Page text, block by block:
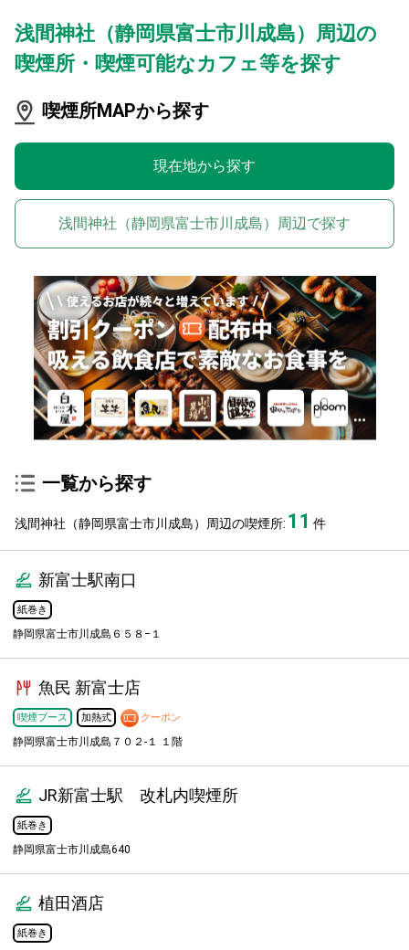
浅間神社（静岡県富士市川成島）周辺の
喫煙所・喫煙可能なカフェ等を探す
喫煙所MAPから探す
現在地から探す
浅間神社（静岡県富士市川成島）周辺で探す
一覧から探す
浅間神社（静岡県富士市川成島）周辺の喫煙所: 11 件
新富士駅南口
紙巻き
静岡県富士市川成島６５８−１
魚民 新富士店
喫煙ブース 加熱式 クーポン
静岡県富士市川成島７０２-１ １階
JR新富士駅 改札内喫煙所
紙巻き
静岡県富士市川成島640
植田酒店
紙巻き